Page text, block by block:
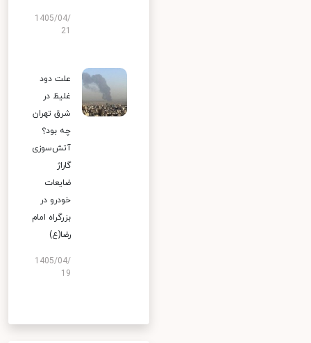
1405/04/
علت دود
غلیظ در
شرق تهران
چه بود؟
آتش‌سوزی
گاراژ
ضایعات
خودرو در
بزرگراه امام
رضا(ع)
1405/04/
19